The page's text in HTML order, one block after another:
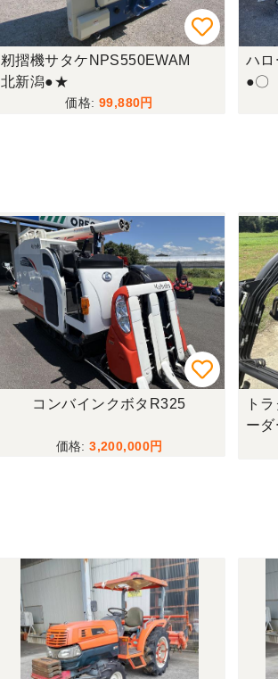
籾摺機サタケNPS550EWAM
北新潟●★
99,880
ハ
●〇
コンバインクボタR325
3,200,000
ト
ー